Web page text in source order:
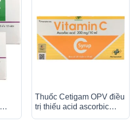
Thuốc Cetigam OPV điều
trị thiếu acid ascorbic